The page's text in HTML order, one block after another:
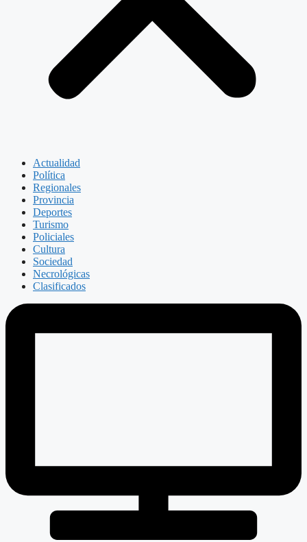
Actualidad
Política
Regionales
Provincia
Deportes
Turismo
Policiales
Cultura
Sociedad
Necrológicas
Clasificados